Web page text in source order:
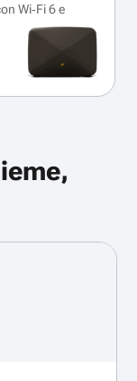
Wi‑Fi 6 e